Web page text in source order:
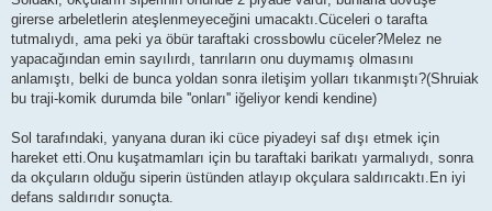
girerse arbeletlerin ateşlenmeyeceğini umacaktı.Cüceleri o tarafta
tutmalıydı, ama peki ya öbür taraftaki crossbowlu cüceler?Melez ne
yapacağından emin sayılırdı, tanrıların onu duymamış olmasını
anlamıştı, belki de bunca yoldan sonra iletişim yolları tıkanmıştı?(Shruiak
bu traji-komik durumda bile ''onları'' iğeliyor kendi kendine)
Sol tarafındaki, yanyana duran iki cüce piyadeyi saf dışı etmek için
hareket etti.Onu kuşatmamları için bu taraftaki barikatı yarmalıydı, sonra
da okçuların olduğu siperin üstünden atlayıp okçulara saldırıcaktı.En iyi
defans saldırıdır sonuçta.